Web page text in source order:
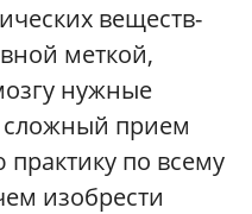
веществ-
меткой,
нужные
сложный прием
по всему
изобрести